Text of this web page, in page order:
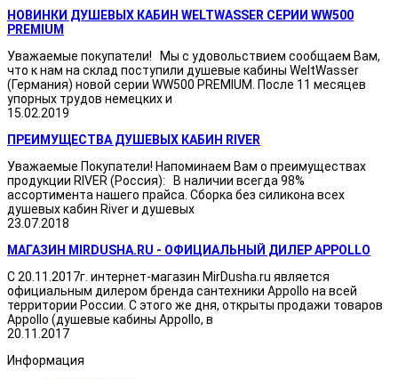
НОВИНКИ ДУШЕВЫХ КАБИН WELTWASSER СЕРИИ WW500
PREMIUM
Уважаемые покупатели! Мы с удовольствием сообщаем Вам,
что к нам на склад поступили душевые кабины WeltWasser
(Германия) новой серии WW500 PREMIUM. После 11 месяцев
упорных трудов немецких и
15.02.2019
ПРЕИМУЩЕСТВА ДУШЕВЫХ КАБИН RIVER
Уважаемые Покупатели! Напоминаем Вам о преимуществах
продукции RIVER (Россия): В наличии всегда 98%
ассортимента нашего прайса. Сборка без силикона всех
душевых кабин River и душевых
23.07.2018
МАГАЗИН MIRDUSHA.RU - ОФИЦИАЛЬНЫЙ ДИЛЕР APPOLLO
С 20.11.2017г. интернет-магазин MirDusha.ru является
официальным дилером бренда сантехники Appollo на всей
территории России. С этого же дня, открыты продажи товаров
Appollo (душевые кабины Appollo, в
20.11.2017
Информация